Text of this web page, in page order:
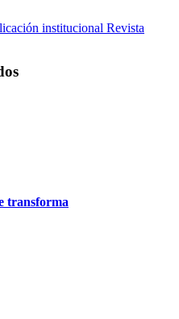
institucional Revista
transforma